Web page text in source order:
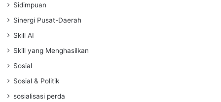
Sidimpuan
Sinergi Pusat-Daerah
Skill AI
Skill yang Menghasilkan
Sosial
Sosial & Politik
sosialisasi perda